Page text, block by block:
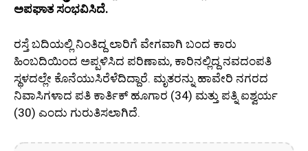
ಅಪಘಾತ ಸಂಭವಿಸಿದೆ.
ರಸ್ತೆ ಬದಿಯಲ್ಲಿ ನಿಂತಿದ್ದ ಲಾರಿಗೆ ವೇಗವಾಗಿ ಬಂದ ಕಾರು
ಹಿಂಬದಿಯಿಂದ ಅಪ್ಪಳಿಸಿದ ಪರಿಣಾಮ, ಕಾರಿನಲ್ಲಿದ್ದ ನವದಂಪತಿ
ಸ್ಥಳದಲ್ಲೇ ಕೊನೆಯುಸಿರೆಳೆದಿದ್ದಾರೆ. ಮೃತರನ್ನು ಹಾವೇರಿ ನಗರದ
ನಿವಾಸಿಗಳಾದ ಪತಿ ಕಾರ್ತಿಕ್ ಹೂಗಾರ (34) ಮತ್ತು ಪತ್ನಿ ಐಶ್ವರ್ಯ
(30) ಎಂದು ಗುರುತಿಸಲಾಗಿದೆ.